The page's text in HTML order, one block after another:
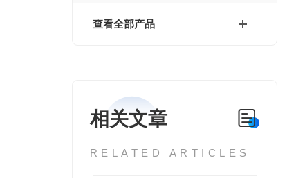
查看全部产品
相关文章
RELATED ARTICLES